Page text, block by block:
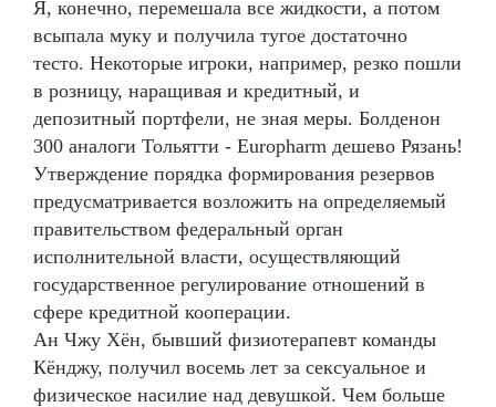
Я, конечно, перемешала все жидкости, а потом
всыпала муку и получила тугое достаточно
тесто. Некоторые игроки, например, резко пошли
в розницу, наращивая и кредитный, и
депозитный портфели, не зная меры. Болденон
300 аналоги Тольятти - Europharm дешево Рязань!
Утверждение порядка формирования резервов
предусматривается возложить на определяемый
правительством федеральный орган
исполнительной власти, осуществляющий
государственное регулирование отношений в
сфере кредитной кооперации.
Ан Чжу Хён, бывший физиотерапевт команды
Кёнджу, получил восемь лет за сексуальное и
физическое насилие над девушкой. Чем больше